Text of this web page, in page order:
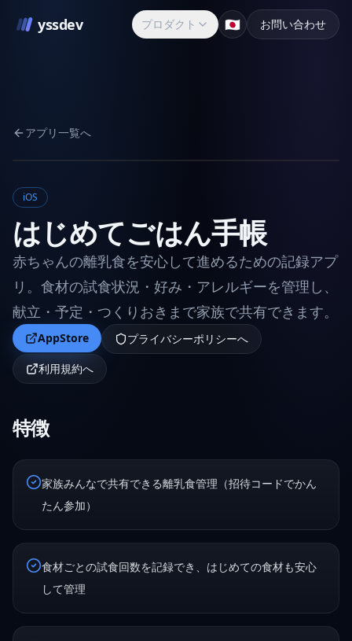
yssdev プロダクト 🇯🇵 お問い合わせ
アプリ一覧へ
iOS
はじめてごはん手帳
赤ちゃんの離乳食を安心して進めるための記録アプ
リ。食材の試食状況・好み・アレルギーを管理し、
献立・予定・つくりおきまで家族で共有できます。
AppStore
プライバシーポリシーへ
利用規約へ
特徴
家族みんなで共有できる離乳食管理（招待コードでかん
たん参加）
食材ごとの試食回数を記録でき、はじめての食材も安心
して管理